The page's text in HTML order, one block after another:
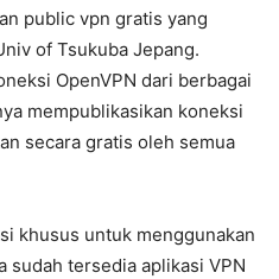
public vpn gratis yang
of Tsukuba Jepang.
OpenVPN dari berbagai
mempublikasikan koneksi
secara gratis oleh semua
khusus untuk menggunakan
sudah tersedia aplikasi VPN